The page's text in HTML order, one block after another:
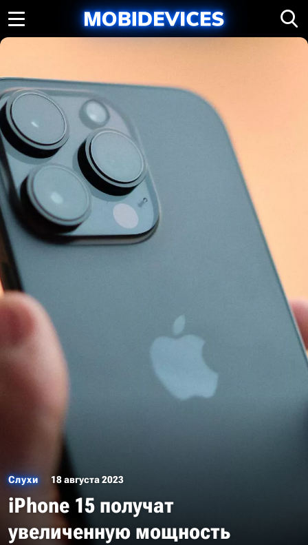
Слухи 18 августа 2023
iPhone 15 получат
увеличенную мощность